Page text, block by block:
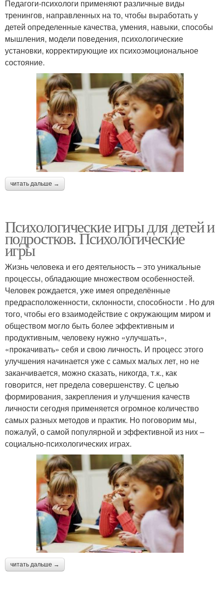
Педагоги-психологи применяют различные виды
тренингов, направленных на то, чтобы выработать у
детей определенные качества, умения, навыки, способы
мышления, модели поведения, психологические
установки, корректирующие их психоэмоциональное
состояние.
читать дальше →
Психологические игры для детей и
подростков. Психологические
игры
Жизнь человека и его деятельность – это уникальные
процессы, обладающие множеством особенностей.
Человек рождается, уже имея определённые
предрасположенности, склонности, способности . Но для
того, чтобы его взаимодействие с окружающим миром и
обществом могло быть более эффективным и
продуктивным, человеку нужно «улучшать»,
«прокачивать» себя и свою личность. И процесс этого
улучшения начинается уже с самых малых лет, но не
заканчивается, можно сказать, никогда, т.к., как
говорится, нет предела совершенству. С целью
формирования, закрепления и улучшения качеств
личности сегодня применяется огромное количество
самых разных методов и практик. Но поговорим мы,
пожалуй, о самой популярной и эффективной из них –
социально-психологических играх.
читать дальше →